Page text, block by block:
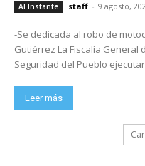
Al Instante staff - 9 agosto,
-Se dedicada al robo de
Gutiérrez La Fiscalía General del Estado y la Secretaría de
Seguridad del Pueblo
Leer más